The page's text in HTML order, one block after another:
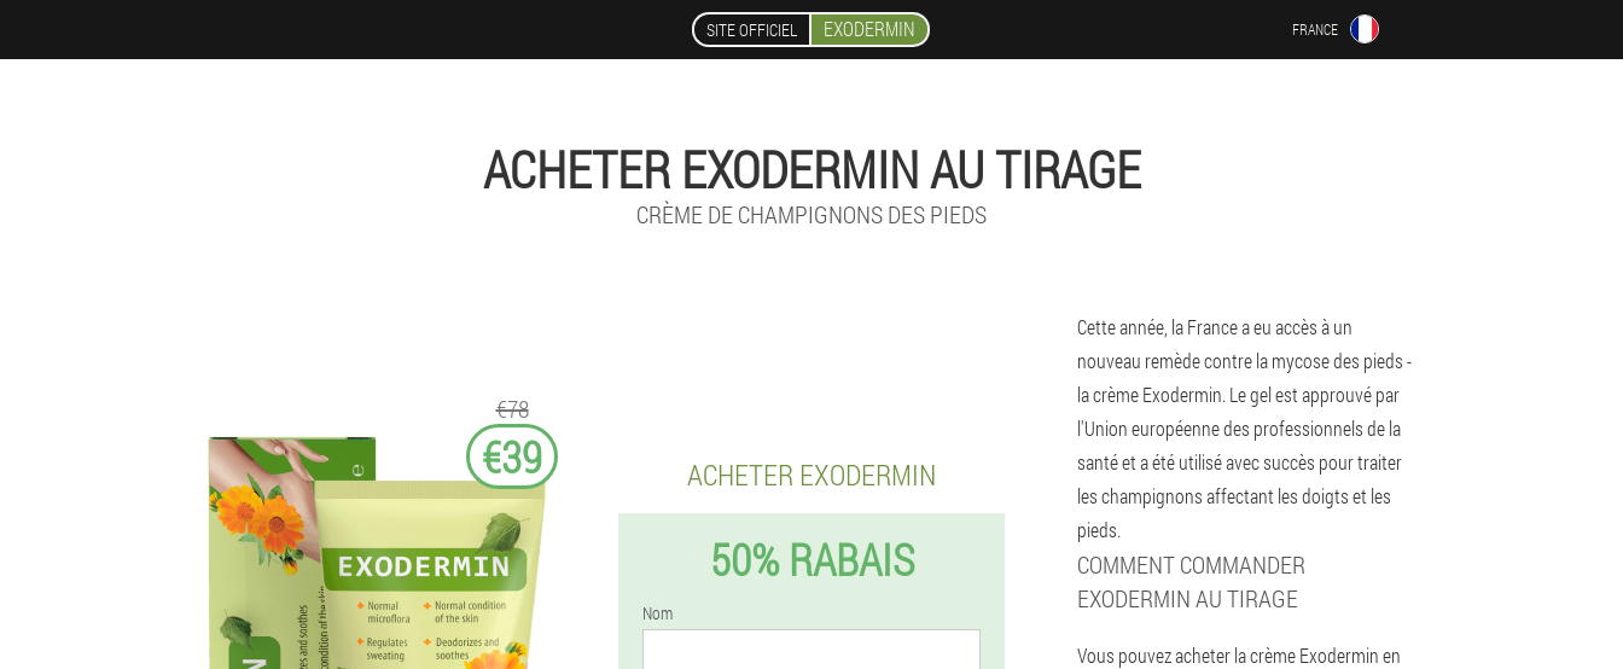
SITE OFFICIEL EXODERMIN FRANCE
ACHETER EXODERMIN AU TIRAGE
CRÈME DE CHAMPIGNONS DES PIEDS
€78
€39 ACHETER EXODERMIN
50% RABAIS
Nom
Cette année, la France a eu accès à un
nouveau remède contre la mycose des pieds -
la crème Exodermin. Le gel est approuvé par
l'Union européenne des professionnels de la
santé et a été utilisé avec succès pour traiter
les champignons affectant les doigts et les
pieds.
COMMENT COMMANDER
EXODERMIN AU TIRAGE
Vous pouvez acheter la crème Exodermin en